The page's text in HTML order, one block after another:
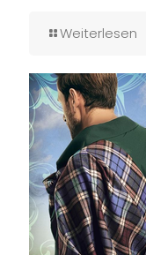
Weiterlesen